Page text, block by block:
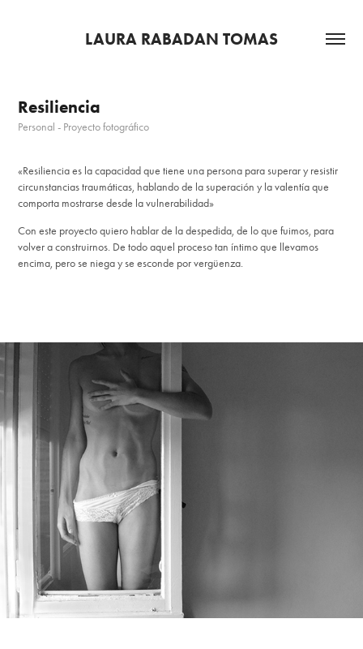
LAURA RABADAN TOMAS
Resiliencia
Personal - Proyecto fotográfico
«Resiliencia es la capacidad que tiene una persona para superar y resistir
circunstancias traumáticas, hablando de la superación y la valentía que
comporta mostrarse desde la vulnerabilidad»
Con este proyecto quiero hablar de la despedida, de lo que fuimos, para
volver a construirnos. De todo aquel proceso tan íntimo que llevamos
encima, pero se niega y se esconde por vergüenza.